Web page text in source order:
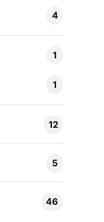
4
1
1
12
5
46